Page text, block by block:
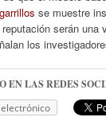
se muestre
serán una
los
EN LAS REDES